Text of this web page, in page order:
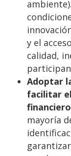
y el
calidad,
Adoptar
facilitar
mayoría